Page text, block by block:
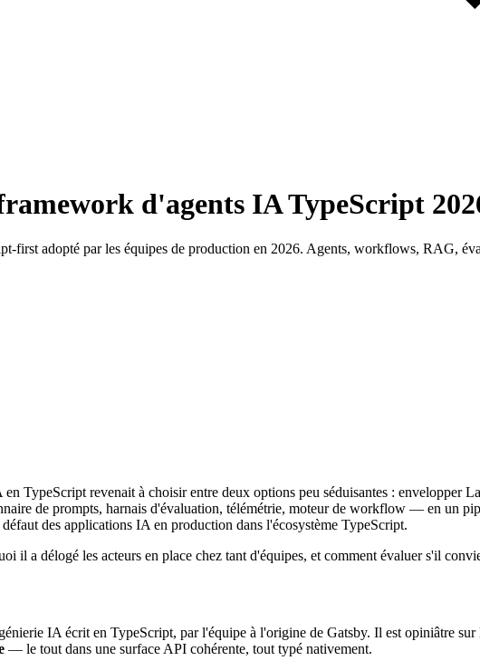
d'agents IA TypeScript
first adopté par les équipes de production en 2026. Agents, workflows, RAG,
TypeScript revenait à choisir entre deux options peu séduisantes : envelopper
de prompts, harnais d'évaluation, télémétrie, moteur de workflow — en un
des applications IA en production dans l'écosystème TypeScript.
il a délogé les acteurs en place chez tant d'équipes, et comment évaluer s'il
IA écrit en TypeScript, par l'équipe à l'origine de Gatsby. Il est opiniâtre
— le tout dans une surface API cohérente, tout typé nativement.